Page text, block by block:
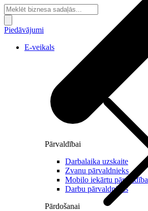
Pārvaldībai
Darbalaika uzskaite
Zvanu pārvaldnieks
Mobilo iekārtu pārvaldība
Darbu pārvaldnieks
Pārdošanai
Piedāvājumi
E-veikals